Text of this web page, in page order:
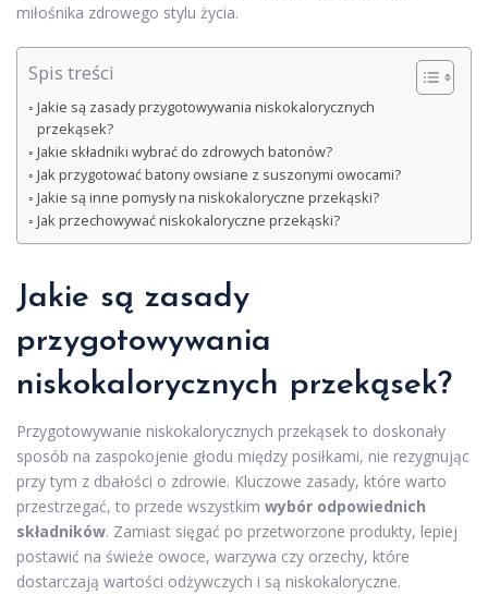
miłośnika zdrowego stylu życia.
Spis treści
Jakie są zasady przygotowywania niskokalorycznych
przekąsek?
Jakie składniki wybrać do zdrowych batonów?
Jak przygotować batony owsiane z suszonymi owocami?
Jakie są inne pomysły na niskokaloryczne przekąski?
Jak przechowywać niskokaloryczne przekąski?
Jakie są zasady
przygotowywania
niskokalorycznych przekąsek?
Przygotowywanie niskokalorycznych przekąsek to doskonały
sposób na zaspokojenie głodu między posiłkami, nie rezygnując
przy tym z dbałości o zdrowie. Kluczowe zasady, które warto
przestrzegać, to przede wszystkim wybór odpowiednich
składników. Zamiast sięgać po przetworzone produkty, lepiej
postawić na świeże owoce, warzywa czy orzechy, które
dostarczają wartości odżywczych i są niskokaloryczne.